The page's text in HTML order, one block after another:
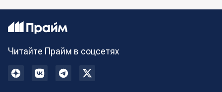
Читайте Прайм в соцсетях